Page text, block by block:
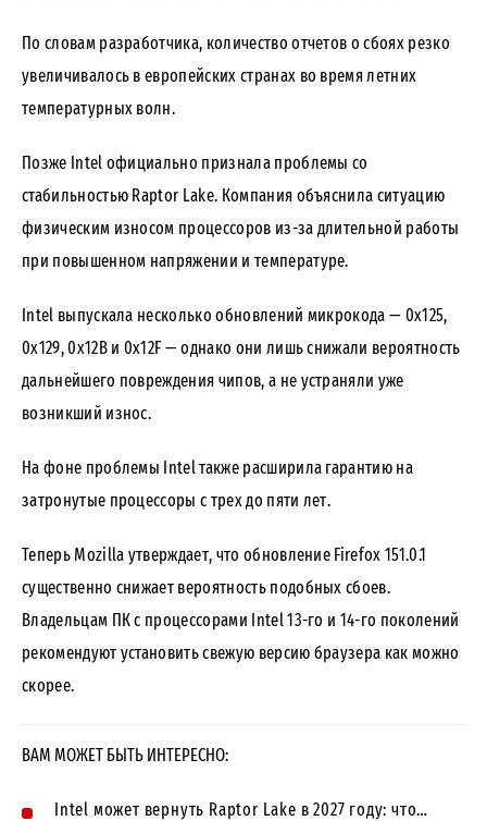
По словам разработчика, количество отчетов о сбоях резко
увеличивалось в европейских странах во время летних
температурных волн.
Позже Intel официально признала проблемы со
стабильностью Raptor Lake. Компания объяснила ситуацию
физическим износом процессоров из-за длительной работы
при повышенном напряжении и температуре.
Intel выпускала несколько обновлений микрокода — 0x125,
0x129, 0x12B и 0x12F — однако они лишь снижали вероятность
дальнейшего повреждения чипов, а не устраняли уже
возникший износ.
На фоне проблемы Intel также расширила гарантию на
затронутые процессоры с трех до пяти лет.
Теперь Mozilla утверждает, что обновление Firefox 151.0.1
существенно снижает вероятность подобных сбоев.
Владельцам ПК с процессорами Intel 13-го и 14-го поколений
рекомендуют установить свежую версию браузера как можно
скорее.
ВАМ МОЖЕТ БЫТЬ ИНТЕРЕСНО:
Intel может вернуть Raptor Lake в 2027 году: что…